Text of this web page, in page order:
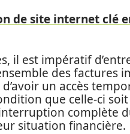
de site internet clé
il est impératif
des factures
un accès
que celle-ci
complète
situation financière.